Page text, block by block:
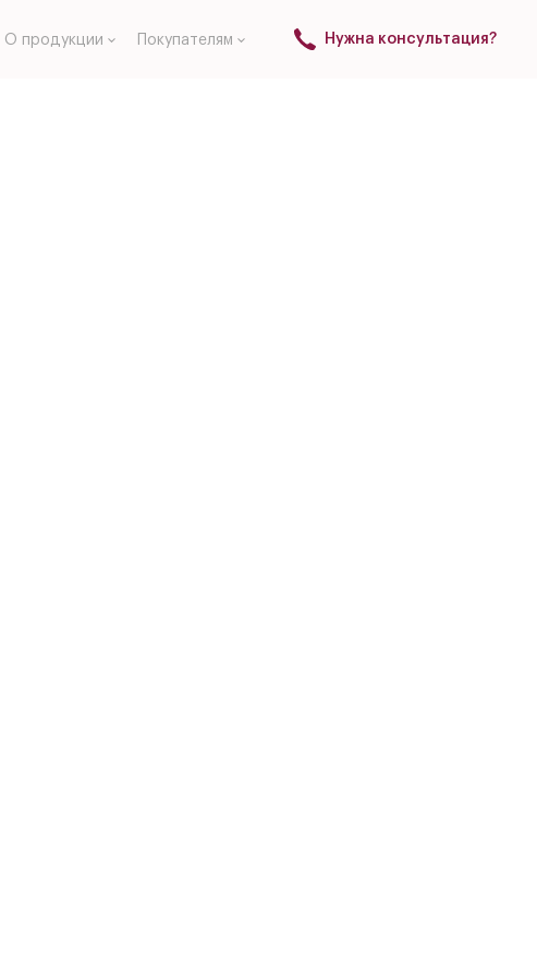
О продукции Покупателям Нужна консультация?